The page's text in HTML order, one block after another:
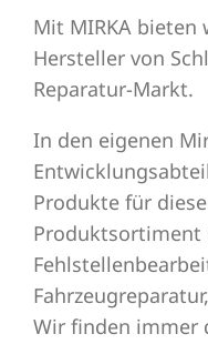
Schleifmittel
Mit MIRKA bieten
Hersteller von
Reparatur-Markt.
In den eigenen
Produkte für
Produktsortiment
Wir finden immer